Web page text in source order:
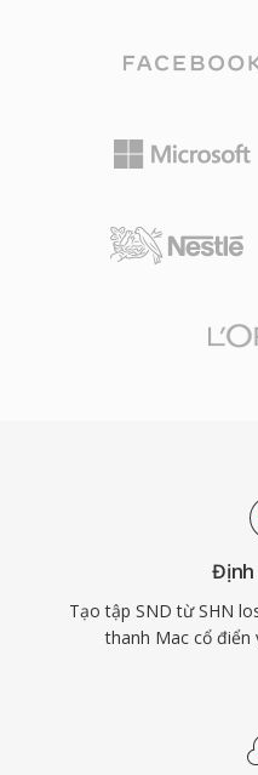
Định
Tạo tập SND từ SHN
thanh Mac cổ điển